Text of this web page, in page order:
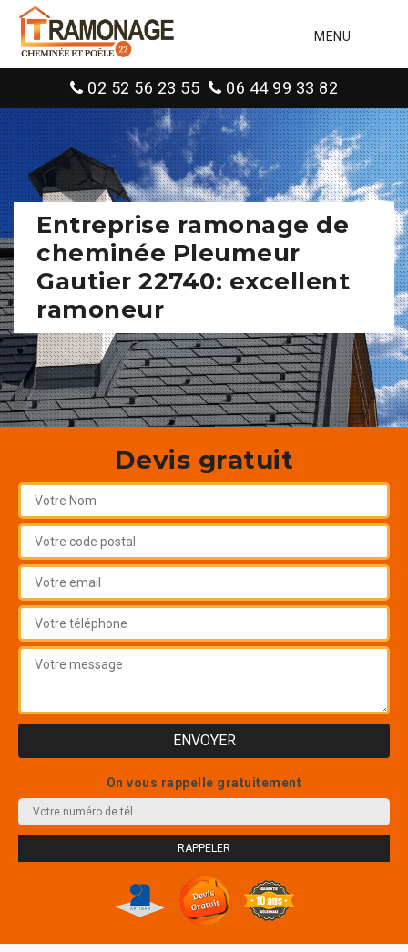
MENU
02 52 56 23 55 06 44 99 33 82
Entreprise ramonage de
cheminée Pleumeur
Gautier 22740: excellent
ramoneur
Devis gratuit
On vous rappelle gratuitement